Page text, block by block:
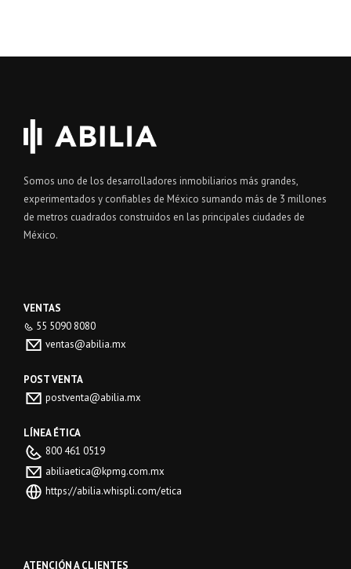
Somos uno de los desarrolladores inmobiliarios más grandes,
experimentados y confiables de México sumando más de 3 millones
de metros cuadrados construidos en las principales ciudades de
México.
VENTAS
55 5090 8080
ventas@abilia.mx
POST VENTA
postventa@abilia.mx
LÍNEA ÉTICA
800 461 0519
abiliaetica@kpmg.com.mx
https://abilia.whispli.com/etica
ATENCIÓN A CLIENTES